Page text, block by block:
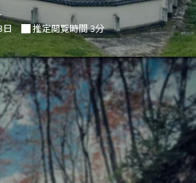
日 推定閲覧時間 3分